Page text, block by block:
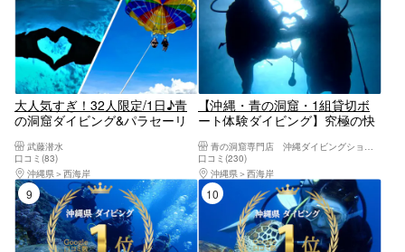
大人気すぎ！32人限定/1日♪青
の洞窟ダイビング&パラセーリ
♪GoPro無料写真動画すぐスマ
ホ♪無料タオル餌あげ♪当日予約
初心者大歓迎☆1グループガイ
ド貸切♪レビュー高評価多数
武藤潜水
口コミ(83)
沖縄県
西海岸
【沖縄・青の洞窟・1組貸切ボ
ート体験ダイビング】究極の快
使用●青の洞窟高確率◯Insta360
＆GoPro13導入☆写真動画無
料！魚餌付無料・充実アメニテ
ィーが自慢
青の洞窟専門店 沖縄ダイビングショップ和
口コミ(230)
沖縄県
西海岸
9位 10位